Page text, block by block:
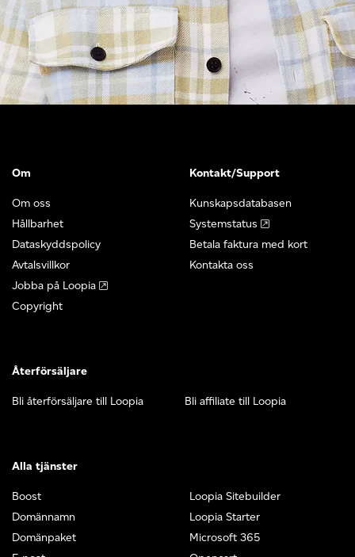
Om
Om oss
Hållbarhet
Dataskyddspolicy
Avtalsvillkor
Jobba på Loopia
Copyright
Kontakt/Support
Kunskapsdatabasen
Systemstatus
Betala faktura med kort
Kontakta oss
Återförsäljare
Bli återförsäljare till Loopia Bli affiliate till Loopia
Alla tjänster
Boost
Domännamn
Domänpaket
Loopia Sitebuilder
Loopia Starter
Microsoft 365